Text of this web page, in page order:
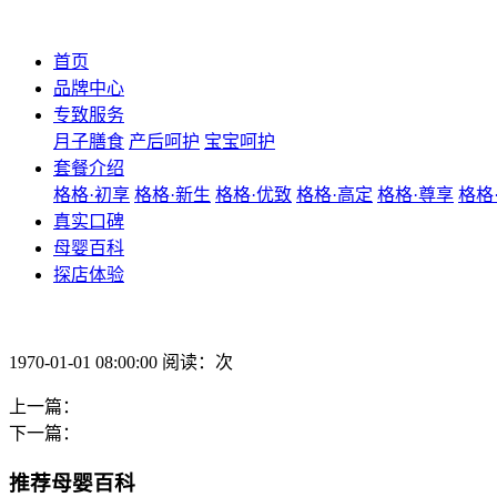
首页
品牌中心
专致服务
月子膳食 产后呵护 宝宝呵护
套餐介绍
格格·初享 格格·新生 格格·优致 格格·高定 格格·尊享 格格
真实口碑
母婴百科
探店体验
1970-01-01 08:00:00 阅读：次
上一篇：
下一篇：
推荐母婴百科